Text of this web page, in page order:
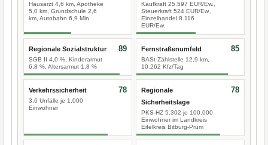
Hausarzt 4,6 km, Apotheke
5,0 km, Grundschule 2,6
km, Autobahn 6,9 Min.
Kaufkraft 25.597 EUR/Ew.,
Steuerkraft 524 EUR/Ew.,
Einzelhandel 8.116
EUR/Ew.
Regionale Sozialstruktur
SGB II 4,0 %, Kinderarmut
6,8 %, Altersarmut 1,8 %
89 Fernstraßenumfeld
BASt-Zählstelle 12,9 km,
10.262 Kfz/Tag
85
Verkehrssicherheit
3,6 Unfälle je 1.000
Einwohner
78
Regionale
Sicherheitslage
PKS-HZ 5.302 je 100.000
Einwohner im Landkreis
Eifelkreis Bitburg-Prüm
78